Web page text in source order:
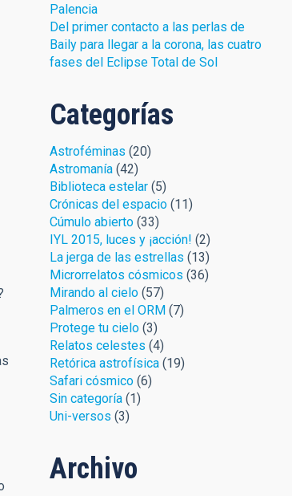
Palencia
Del primer contacto a las perlas de
Baily para llegar a la corona, las cuatro
fases del Eclipse Total de Sol
Categorías
Astroféminas (20)
Astromanía(42)
Biblioteca estelar(5)
Crónicas del espacio(11)
Cúmulo abierto(33)
IYL 2015, luces y ¡acción! (2)
La jerga de las estrellas (13)
Microrrelatos cósmicos (36)
Mirando al cielo(57)
Palmeros en el ORM(7)
Protege tu cielo(3)
Relatos celestes (4)
Retórica astrofísica(19)
Safari cósmico(6)
Sin categoría(1)
Uni-versos (3)
Archivo